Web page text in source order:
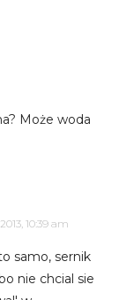
Może woda
10:39 am
samo, sernik
nie chcial sie